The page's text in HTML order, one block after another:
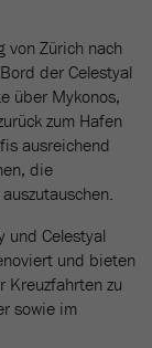
von Zürich nach
der Celestyal
über Mykonos,
zum Hafen
ausreichend
die
und Celestyal
und bieten
Kreuzfahrten zu
sowie im